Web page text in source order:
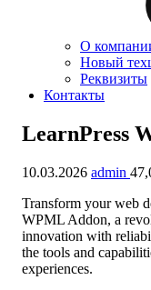
О
Новый
Реквизиты
Контакты
LearnPress
10.03.2026 admin
Transform your web
WPML Addon, a
innovation with
the tools and
experiences.